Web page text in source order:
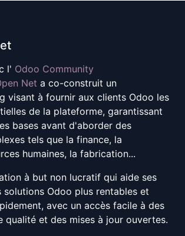
l' Odoo Community
Net a co-construit un
visant à fournir aux clients Odoo les
de la plateforme, garantissant
bases avant d'aborder des
tels que la finance, la
humaines, la fabrication...
à but non lucratif qui aide ses
solutions Odoo plus rentables et
avec un accès facile à des
qualité et des mises à jour ouvertes.